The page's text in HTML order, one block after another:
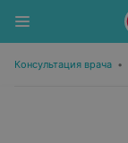
Консультация врача •